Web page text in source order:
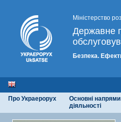
Міністерство
Державне
Безпека.
Про Украерорух
Основні напрями
діяльності